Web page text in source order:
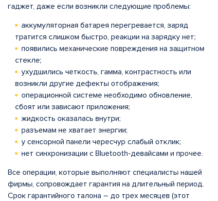
гаджет, даже если возникли следующие проблемы:
аккумуляторная батарея перегревается, заряд
тратится слишком быстро, реакции на зарядку нет;
появились механические повреждения на защитном
стекле;
ухудшились четкость, гамма, контрастность или
возникли другие дефекты отображения;
операционной системе необходимо обновление,
сбоят или зависают приложения;
жидкость оказалась внутри;
разъемам не хватает энергии;
у сенсорной панели чересчур слабый отклик;
нет синхронизации с Bluetooth-девайсами и прочее.
Все операции, которые выполняют специалисты нашей
фирмы, сопровождает гарантия на длительный период.
Срок гарантийного талона – до трех месяцев (этот